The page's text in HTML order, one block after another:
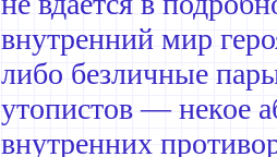
внутренний мир
либо безличные
утопистов — некое
внутренних